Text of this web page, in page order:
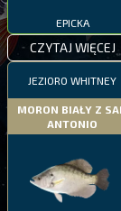
EPICKA
CZYTAJ WIĘCEJ
JEZIORO WHITNEY
MORON BIAŁY Z
ANTONIO